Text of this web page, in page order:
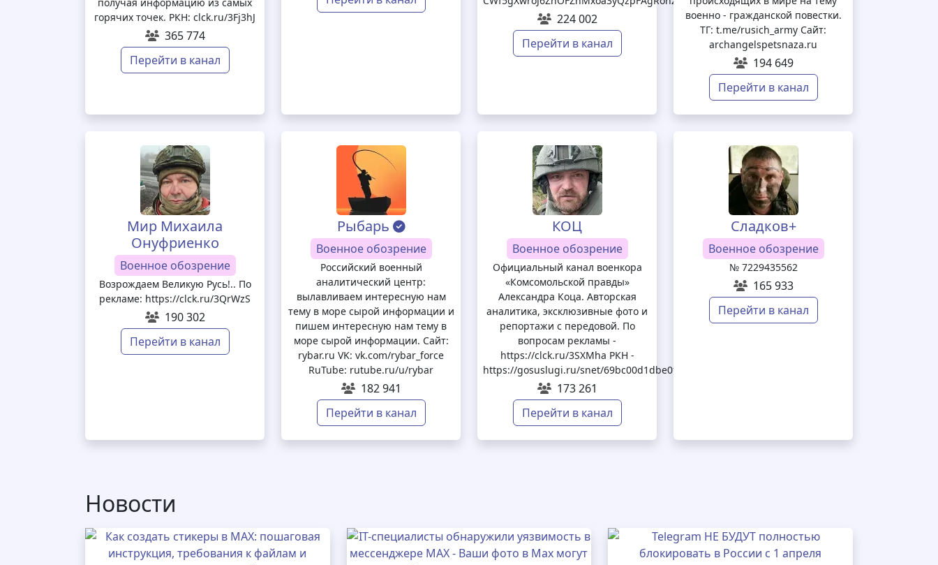
горячих точек. РКН: clck.ru/3Fj3hJ
365 774
Перейти в канал
224 002
Перейти в канал
военно - гражданской повестки.
ТГ: t.me/rusich_army Сайт:
archangelspetsnaza.ru
194 649
Перейти в канал
Мир Михаила
Онуфриенко
Военное обозрение
Возрождаем Великую Русь!.. По
рекламе: https://clck.ru/3QrWzS
190 302
Перейти в канал
Рыбарь
Военное обозрение
Российский военный
аналитический центр:
вылавливаем интересную нам
тему в море сырой информации и
пишем интересную нам тему в
море сырой информации. Сайт:
rybar.ru VK: vk.com/rybar_force
RuTube: rutube.ru/u/rybar
182 941
Перейти в канал
КОЦ
Военное обозрение
Официальный канал военкора
«Комсомольской правды»
Александра Коца. Авторская
аналитика, эксклюзивные фото и
репортажи с передовой. По
вопросам рекламы -
https://clck.ru/3SXMha РКН -
https://gosuslugi.ru/snet/69bc00d1dbe0fdec98204625
173 261
Перейти в канал
Сладков+
Военное обозрение
№ 7229435562
165 933
Перейти в канал
Новости